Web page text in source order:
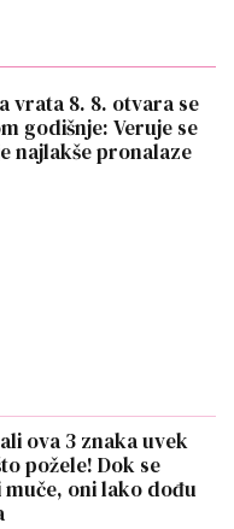
vrata 8. 8. otvara se
godišnje: Veruje se
najlakše pronalaze
ova 3 znaka uvek
požele! Dok se
oni lako dođu